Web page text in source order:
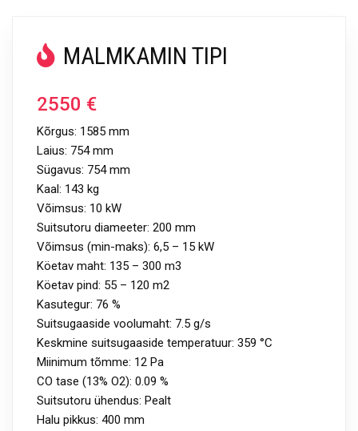
MALMKAMIN TIPI
2550 €
Kõrgus: 1585 mm
Laius: 754 mm
Sügavus: 754 mm
Kaal: 143 kg
Võimsus: 10 kW
Suitsutoru diameeter: 200 mm
Võimsus (min-maks): 6,5 – 15 kW
Köetav maht: 135 – 300 m3
Köetav pind: 55 – 120 m2
Kasutegur: 76 %
Suitsugaaside voolumaht: 7.5 g/s
Keskmine suitsugaaside temperatuur: 359 °C
Miinimum tõmme: 12 Pa
CO tase (13% O2): 0.09 %
Suitsutoru ühendus: Pealt
Halu pikkus: 400 mm